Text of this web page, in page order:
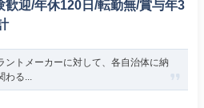
歓迎/年休120日/転勤無/賞与年3
トメーカーに対して、各自治体に納
わる...